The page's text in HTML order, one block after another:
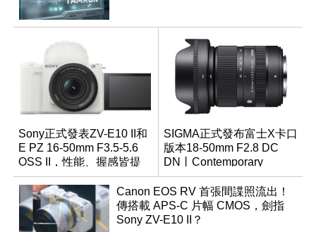
Sony正式發表ZV-E10 II和
E PZ 16-50mm F3.5-5.6
OSS II，性能、握感皆提
升！
SIGMA正式發布富士X卡口
版本18-50mm F2.8 DC
DN丨Contemporary
Canon EOS RV 首張間諜照流出！
傳搭載 APS-C 片幅 CMOS，劍指
Sony ZV-E10 II？